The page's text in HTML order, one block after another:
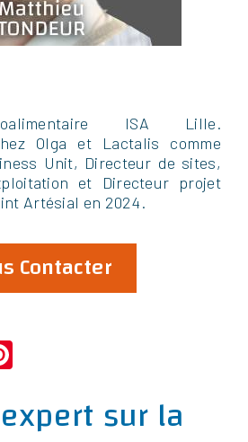
ISA Lille.
Olga et Lactalis comme
Unit, Directeur de sites,
et Directeur projet
Artésial en 2024.
Contacter
sur la